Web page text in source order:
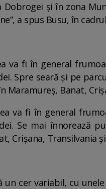
Dobrogei și în zona
a spus Busu, în
va fi în general
Spre seară și pe
Maramureș, Banat,
va fi în general
Se mai înnorează
Crișana, Transilvania
un cer variabil, cu